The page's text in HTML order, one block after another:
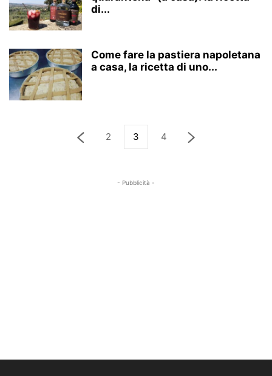
di...
Come fare la pastiera napoletana
a casa, la ricetta di uno...
2 3 4
- Pubblicità -